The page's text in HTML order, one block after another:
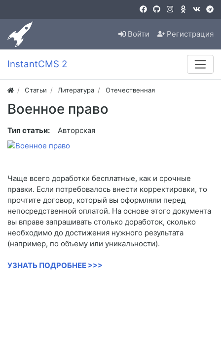
Войти Регистрация
InstantCMS 2
Статьи Литература Отечественная
Военное право
Тип статьи: Авторская
Чаще всего доработки бесплатные, как и срочные
правки. Если потребовалось внести корректировки, то
прочтите договор, который вы оформляли перед
непосредственной оплатой. На основе этого документа
вы вправе запрашивать столько доработок, сколько
необходимо до достижения нужного результата
(например, по объему или уникальности).
УЗНАТЬ ПОДРОБНЕЕ >>>